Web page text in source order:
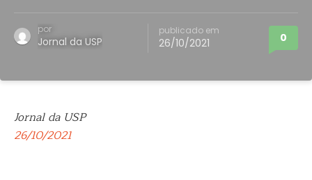
por
Jornal da USP
publicado em
26/10/2021 0
Jornal da USP
26/10/2021